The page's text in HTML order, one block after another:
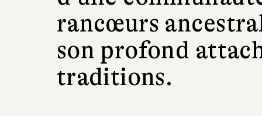
rancœurs
son profond
traditions.